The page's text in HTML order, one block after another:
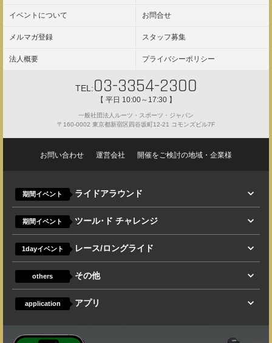
イベントについて お問合せ
メルマガ登録 スタッフ募集
法人概要 プライバシーポリシー
TEL:03-3354-2300
【 平日 10:00～17:30 】
一般社団法人ルーツ・スポーツ・ジャパン
〒160-0002 東京都新宿区四谷坂町12-21 コモンズビル7F
お問い合わせ 運営会社 開催をご検討の地域・企業様
期間イベント ライドアラウンド
期間イベント ツール･ド チャレンジ
1dayイベント レース/ロングライド
others その他
application アプリ